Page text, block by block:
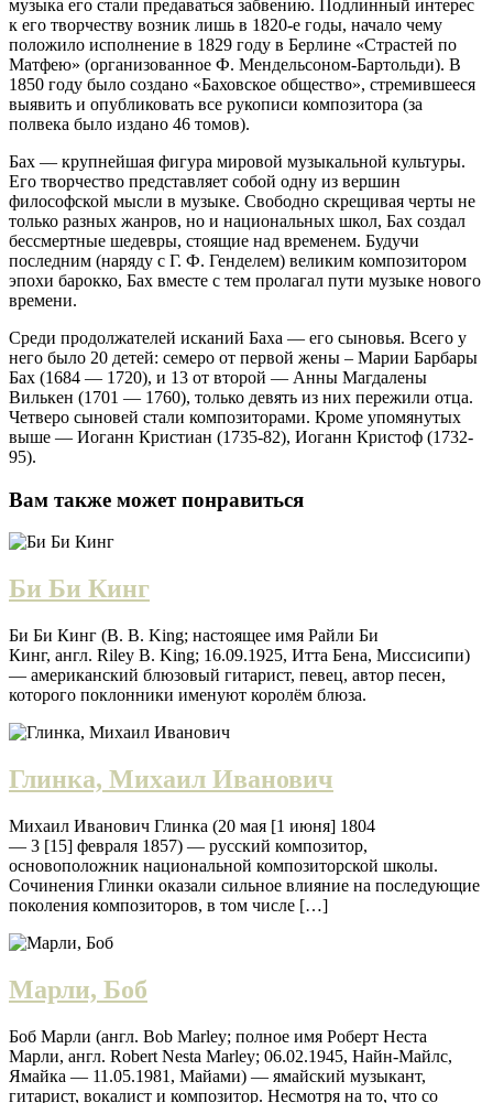
музыка его стали предаваться забвению. Подлинный интерес
к его творчеству возник лишь в 1820-е годы, начало чему
положило исполнение в 1829 году в Берлине «Страстей по
Матфею» (организованное Ф. Мендельсоном-Бартольди). В
1850 году было создано «Баховское общество», стремившееся
выявить и опубликовать все рукописи композитора (за
полвека было издано 46 томов).
Бах — крупнейшая фигура мировой музыкальной культуры.
Его творчество представляет собой одну из вершин
философской мысли в музыке. Свободно скрещивая черты не
только разных жанров, но и национальных школ, Бах создал
бессмертные шедевры, стоящие над временем. Будучи
последним (наряду с Г. Ф. Генделем) великим композитором
эпохи барокко, Бах вместе с тем пролагал пути музыке нового
времени.
Среди продолжателей исканий Баха — его сыновья. Всего у
него было 20 детей: семеро от первой жены – Марии Барбары
Бах (1684 — 1720), и 13 от второй — Анны Магдалены
Вилькен (1701 — 1760), только девять из них пережили отца.
Четверо сыновей стали композиторами. Кроме упомянутых
выше — Иоганн Кристиан (1735-82), Иоганн Кристоф (1732-
95).
Вам также может понравиться
Би Би Кинг
Би Би Кинг (B. B. King; настоящее имя Райли Би
Кинг, англ. Riley B. King; 16.09.1925, Итта Бена, Миссисипи)
— американский блюзовый гитарист, певец, автор песен,
которого поклонники именуют королём блюза.
Глинка, Михаил Иванович
Михаил Иванович Глинка (20 мая [1 июня] 1804
— 3 [15] февраля 1857) — русский композитор,
основоположник национальной композиторской школы.
Сочинения Глинки оказали сильное влияние на последующие
поколения композиторов, в том числе […]
Марли, Боб
Боб Марли (англ. Bob Marley; полное имя Роберт Неста
Марли, англ. Robert Nesta Marley; 06.02.1945, Найн-Майлс,
Ямайка — 11.05.1981, Майами) — ямайский музыкант,
гитарист, вокалист и композитор. Несмотря на то, что со